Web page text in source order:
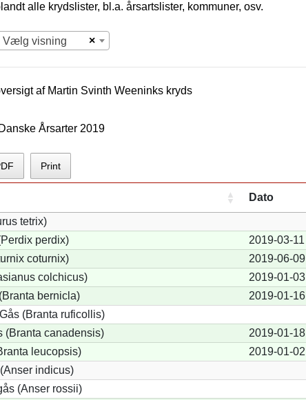
alle krydslister, bl.a. årsartslister, kommuner, osv.
×
Vælg visning
af Martin Svinth Weeninks kryds
Årsarter 2019
Print
Dato
tetrix)
perdix) 2019-03-11
coturnix) 2019-06-09
colchicus) 2019-01-03
bernicla) 2019-01-16
(Branta ruficollis)
(Branta canadensis) 2019-01-18
leucopsis) 2019-01-02
indicus)
(Anser rossii)